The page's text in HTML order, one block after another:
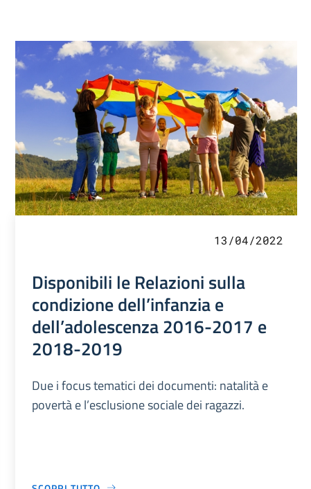
13/04/2022
Disponibili le Relazioni sulla
condizione dell’infanzia e
dell’adolescenza 2016-2017 e
2018-2019
Due i focus tematici dei documenti: natalità e
povertà e l’esclusione sociale dei ragazzi.